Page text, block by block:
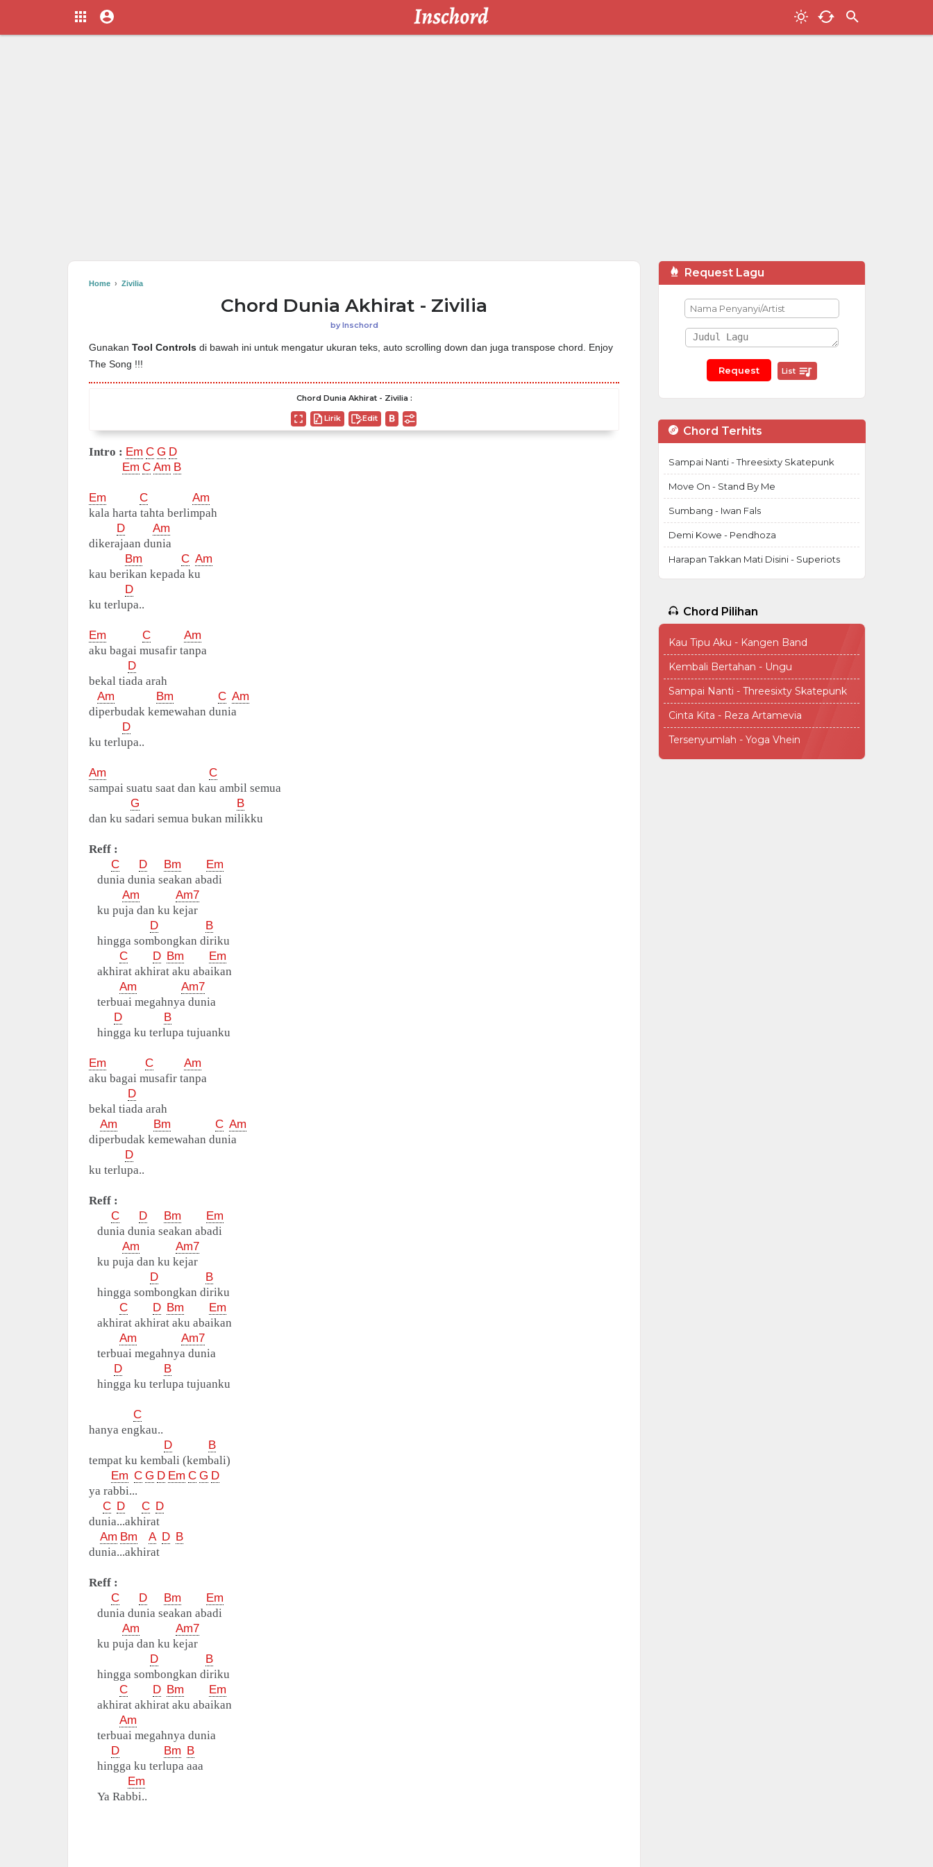
Home › Zivilia
Chord Dunia Akhirat - Zivilia
byInschord
Gunakan Tool Controls di bawah ini untuk mengatur ukuran teks, auto scrolling down dan juga transpose chord. Enjoy
The Song !!!
Chord Dunia Akhirat - Zivilia :
Lirik Edit
Intro : Em C G D
Em C Am B
Em C
Am
kala harta tahta berlimpah
D
Am
dikerajaan dunia
Bm
C Am
kau berikan kepada ku
D
ku terlupa..
Em C
Am
aku bagai musafir tanpa
D
bekal tiada arah
Am
Bm C Am
diperbudak kemewahan dunia
D
ku terlupa..
Am
C
sampai suatu saat dan kau ambil semua
G
B
dan ku sadari semua bukan milikku
Reff :
C
D Bm
Em
dunia dunia seakan abadi
Am
Am7
ku puja dan ku kejar
D
B
hingga sombongkan diriku
C
D Bm
Em
akhirat akhirat aku abaikan
Am
Am7
terbuai megahnya dunia
D
B
hingga ku terlupa tujuanku
Em C
Am
aku bagai musafir tanpa
D
bekal tiada arah
Am
Bm C Am
diperbudak kemewahan dunia
D
ku terlupa..
Reff :
C
D Bm
Em
dunia dunia seakan abadi
Am
Am7
ku puja dan ku kejar
D
B
hingga sombongkan diriku
C
D Bm
Em
akhirat akhirat aku abaikan
Am
Am7
terbuai megahnya dunia
D
B
hingga ku terlupa tujuanku
C
hanya engkau..
D
B
tempat ku kembali (kembali)
Em C G D Em C G D
ya rabbi...
C D C D
dunia...akhirat
Am Bm A D B
dunia...akhirat
Reff :
C
D Bm
Em
dunia dunia seakan abadi
Am
Am7
ku puja dan ku kejar
D
B
hingga sombongkan diriku
C
D Bm
Em
akhirat akhirat aku abaikan
Am
terbuai megahnya dunia
D
Bm B
hingga ku terlupa aaa
Em
Ya Rabbi..
Request Lagu
List
Chord Terhits
Sampai Nanti - Threesixty Skatepunk
Move On - Stand By Me
Sumbang - Iwan Fals
Demi Kowe - Pendhoza
Harapan Takkan Mati Disini - Superiots
Chord Pilihan
Kau Tipu Aku - Kangen Band
Kembali Bertahan - Ungu
Sampai Nanti - Threesixty Skatepunk
Cinta Kita - Reza Artamevia
Tersenyumlah - Yoga Vhein